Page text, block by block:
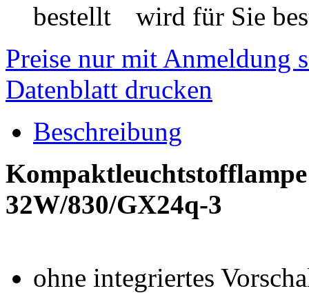
wird für Sie
Preise nur mit Anmeldung
Datenblatt drucken
Beschreibung
32W/830/GX24q-3
ohne integriertes